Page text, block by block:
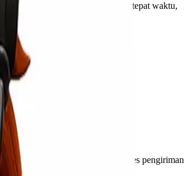
memastikan barang sampai tepat waktu,
dari Lionel Express.
membantu Anda dengan proses pengiriman